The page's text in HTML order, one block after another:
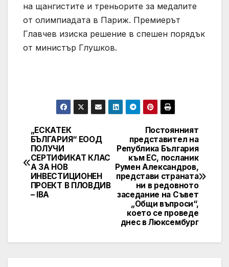
на щангистите и треньорите за медалите
от олимпиадата в Париж. Премиерът
Главчев изиска решение в спешен порядък
от министър Глушков.
Post
navigation
Постоянният
представител на
Република България
към ЕС, посланик
Румен Александров,
представи страната
ни в редовното
заседание на Съвет
„Общи въпроси“,
което се проведе
днес в Люксембург
„ЕСКАТЕК
БЪЛГАРИЯ“ ЕООД
ПОЛУЧИ
СЕРТИФИКАТ КЛАС
А ЗА НОВ
ИНВЕСТИЦИОНЕН
ПРОЕКТ В ПЛОВДИВ
– IBA